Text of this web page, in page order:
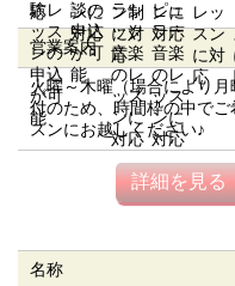
営業案内
火曜～木曜（場合により
付のため、時間枠の中で
スンにお越しください♪
詳細を見る
名称